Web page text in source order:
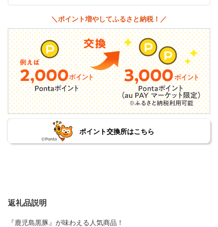
＼ポイント増やしてふるさと納税！／
ポイント交換所はこちら
返礼品説明
『鹿児島黒豚』が味わえる人気商品！